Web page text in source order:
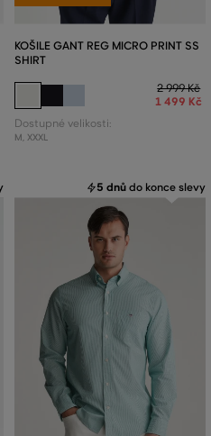
KOŠILE GANT REG MICRO PRINT SS
SHIRT
2 999 Kč
1 499 Kč
Dostupné velikosti:
M XXXL
5 dnů do konce slevy